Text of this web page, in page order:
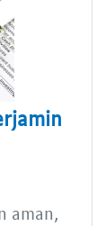
aman,